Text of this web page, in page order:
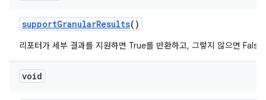
supportGranularResults()
리포터가 세부 결과를 지원하면 True를 반환하고, 그렇지 않으면 False
void